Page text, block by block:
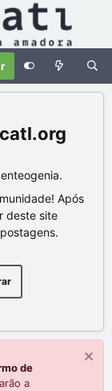
Após
deste site
de
a